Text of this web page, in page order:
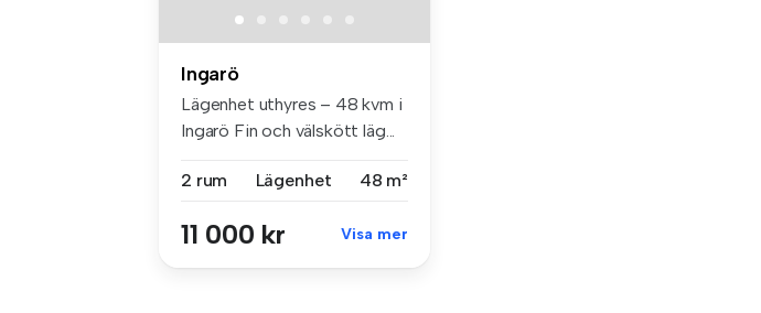
Ingarö
Lägenhet uthyres – 48 kvm i
Ingarö Fin och välskött läg...
2 rum Lägenhet 48 m²
11 000 kr Visa mer